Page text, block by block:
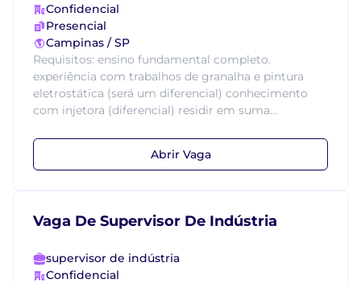
Confidencial
Presencial
Campinas / SP
Requisitos: ensino fundamental completo.
experiência com trabalhos de granalha e pintura
eletrostática (será um diferencial) conhecimento
com injetora (diferencial) residir em suma...
Abrir Vaga
Vaga De Supervisor De Indústria
supervisor de indústria
Confidencial